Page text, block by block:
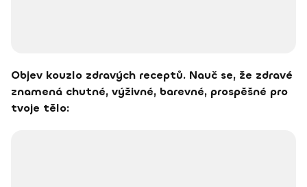
Objev kouzlo zdravých receptů. Nauč se, že zdravé
znamená chutné, výživné, barevné, prospěšné pro
tvoje tělo: